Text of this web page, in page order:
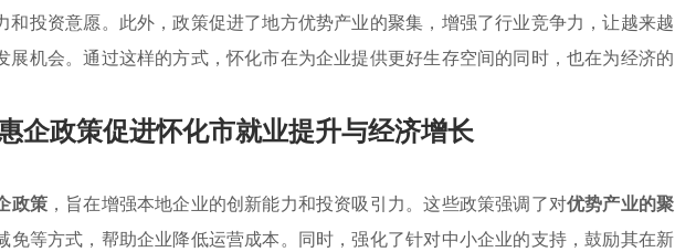
和投资意愿。此外，政策促进了地方优势产业的聚集，增强了行业竞争力，让越来越
展机会。通过这样的方式，怀化市在为企业提供更好生存空间的同时，也在为经济的
企政策促进怀化市就业提升与经济增长
政策，旨在增强本地企业的创新能力和投资吸引力。这些政策强调了对优势产业的聚
免等方式，帮助企业降低运营成本。同时，强化了针对中小企业的支持，鼓励其在新